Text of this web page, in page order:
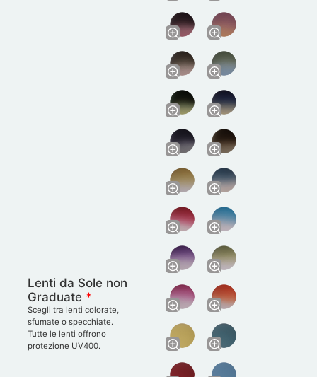
Lenti da Sole non
Graduate *
Scegli tra lenti colorate,
sfumate o specchiate.
Tutte le lenti offrono
protezione UV400.